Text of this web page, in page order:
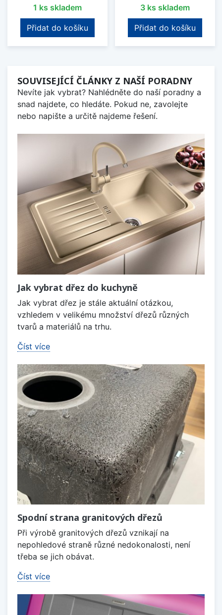
1 ks skladem
Přidat do košíku
3 ks skladem
Přidat do košíku
SOUVISEJÍCÍ ČLÁNKY Z NAŠÍ PORADNY
Nevíte jak vybrat? Nahlédněte do naší poradny a
snad najdete, co hledáte. Pokud ne, zavolejte
nebo napište a určitě najdeme řešení.
Jak vybrat dřez do kuchyně
Jak vybrat dřez je stále aktuální otázkou,
vzhledem v velikému množství dřezů různých
tvarů a materiálů na trhu.
Číst více
Spodní strana granitových dřezů
Při výrobě granitových dřezů vznikají na
nepohledové straně různé nedokonalosti, není
třeba se jich obávat.
Číst více